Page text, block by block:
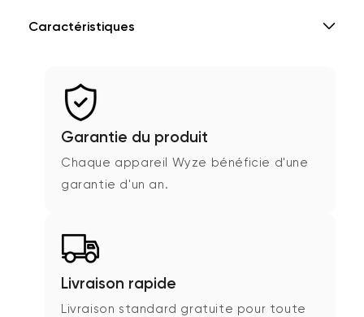
Caractéristiques
Garantie du produit
Chaque appareil Wyze bénéficie d'une
garantie d'un an.
Livraison rapide
Livraison standard gratuite pour toute